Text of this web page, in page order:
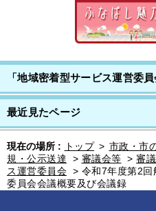
「地域密着型サービス運営委
最近見たページ
現在の場所 : トップ > 市政・市
規・公示送達
> 審議会等 > 審
ス運営委員会 > 令和7年度第2回
委員会会議概要及び会議録